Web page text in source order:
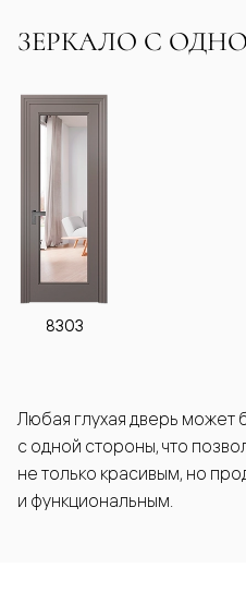
ЗЕРКАЛО С
8303
Любая глухая дверь
с одной стороны, что
не только красивым, но
и функциональным.